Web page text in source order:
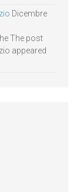
Dicembre
The post
appeared